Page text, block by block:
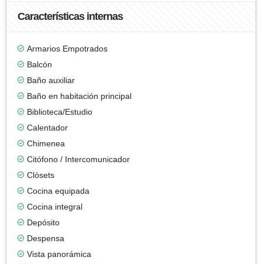
Características internas
Armarios Empotrados
Balcón
Baño auxiliar
Baño en habitación principal
Biblioteca/Estudio
Calentador
Chimenea
Citófono / Intercomunicador
Clósets
Cocina equipada
Cocina integral
Depósito
Despensa
Vista panorámica